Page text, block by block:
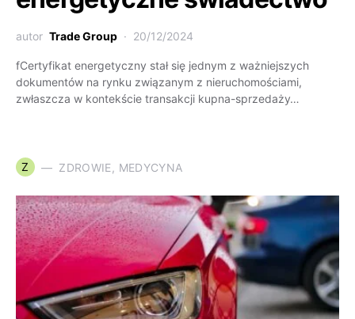
autor Trade Group 20/12/2024
fCertyfikat energetyczny stał się jednym z ważniejszych
dokumentów na rynku związanym z nieruchomościami,
zwłaszcza w kontekście transakcji kupna-sprzedaży…
Z ZDROWIE, MEDYCYNA